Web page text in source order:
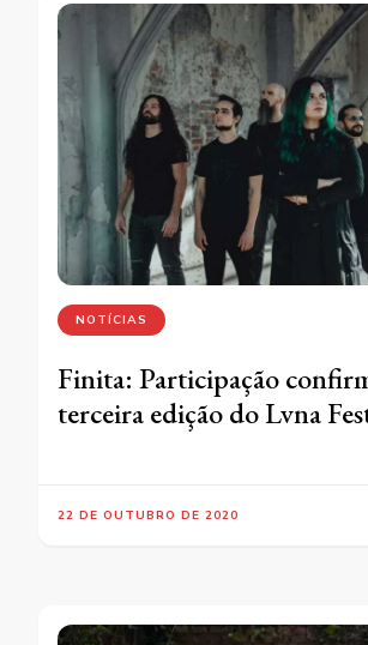
NOTÍCIAS
Finita: Participação
terceira edição do Lvna
22 DE OUTUBRO DE 2020